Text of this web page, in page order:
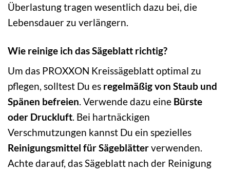
Überlastung tragen wesentlich dazu bei, die
Lebensdauer zu verlängern.
Wie reinige ich das Sägeblatt richtig?
Um das PROXXON Kreissägeblatt optimal zu
pflegen, solltest Du es regelmäßig von Staub und
Spänen befreien. Verwende dazu eine Bürste
oder Druckluft. Bei hartnäckigen
Verschmutzungen kannst Du ein spezielles
Reinigungsmittel für Sägeblätterverwenden.
Achte darauf, das Sägeblatt nach der Reinigung